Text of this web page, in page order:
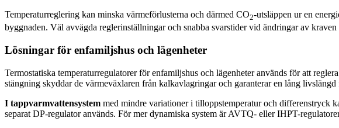
Temperaturreglering kan minska värmeförlusterna och därmed CO2-utsläppen ur en
byggnaden. Väl avvägda reglerinställningar och snabba svarstider vid ändringar av
Lösningar för enfamiljshus och lägenheter
Termostatiska temperaturregulatorer för enfamiljshus och lägenheter används för att
stängning skyddar de värmeväxlaren från kalkavlagringar och garanterar en lång
I tappvarmvattensystem med mindre variationer i tilloppstemperatur och differenstryck
separat DP-regulator används. För mer dynamiska system är AVTQ- eller IHPT-